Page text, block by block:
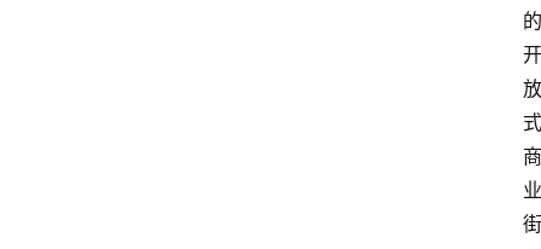
的
开
放
式
商
业
街